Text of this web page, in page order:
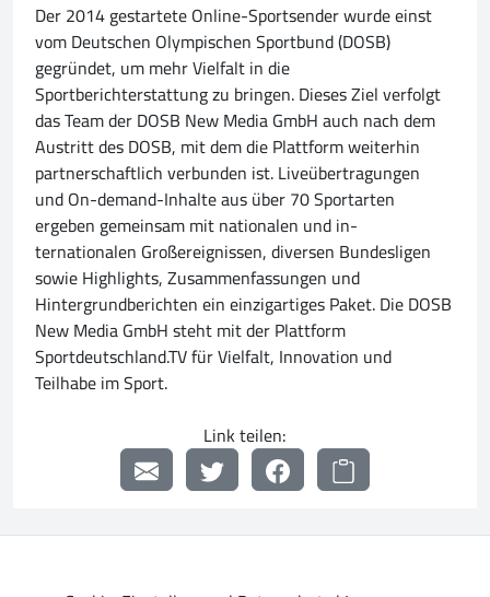
Der 2014 gestartete Online-Sportsender wurde einst
vom Deutschen Olympischen Sportbund (DOSB)
gegründet, um mehr Vielfalt in die
Sportberichterstattung zu bringen. Dieses Ziel verfolgt
das Team der DOSB New Media GmbH auch nach dem
Austritt des DOSB, mit dem die Plattform weiterhin
partnerschaftlich verbunden ist. Liveübertragungen
und On-demand-Inhalte aus über 70 Sportarten
ergeben gemeinsam mit nationalen und in-
ternationalen Großereignissen, diversen Bundesligen
sowie Highlights, Zusammenfassungen und
Hintergrundberichten ein einzigartiges Paket. Die DOSB
New Media GmbH steht mit der Plattform
Sportdeutschland.TV für Vielfalt, Innovation und
Teilhabe im Sport.
Link teilen: